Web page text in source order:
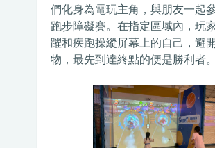
們化身為電玩主角，與朋友一起
跑步障礙賽。在指定區域內，玩
躍和疾跑操縱屏幕上的自己，避
物，最先到達終點的便是勝利者。